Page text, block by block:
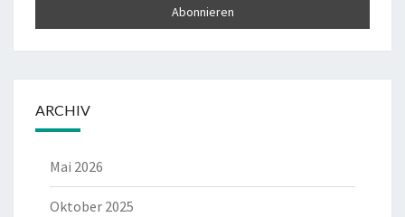
ARCHIV
Mai 2026
Oktober 2025